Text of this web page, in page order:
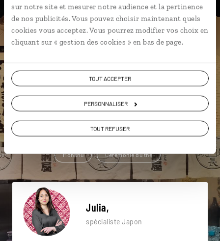
sur notre site et mesurer notre audience et la pertinence
de nos publicités. Vous pouvez choisir maintenant quels
cookies vous acceptez. Vous pourrez modifier vos choix en
cliquant sur « gestion des cookies » en bas de page.
TOUT ACCEPTER
PERSONNALISER
TOUT REFUSER
Une envie de voyage
particulière ?
Château de Nijo-jo
Beppu Cérémonie du thé
Forêt de bambous d'Arashiyama Ginkaku-ji
Honshu Cérémonie du thé
Julia,
spécialiste Japon